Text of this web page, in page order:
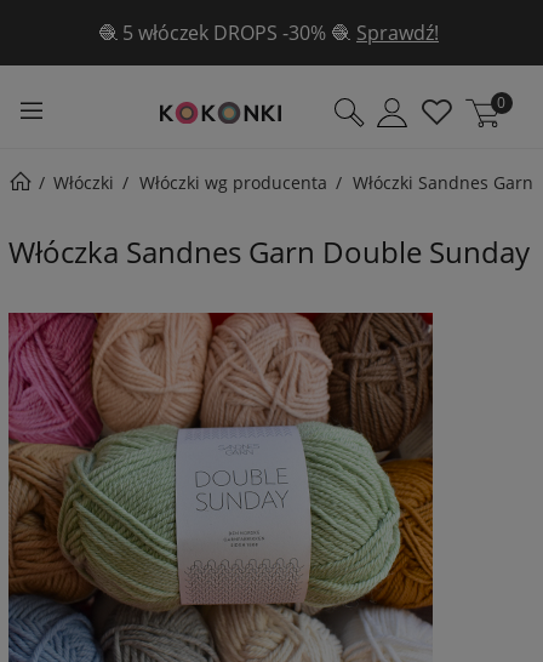
✨Aż 3 wzory gratis w sierpniu ✨ Poznaj je tutaj!
0
Włóczki Włóczki wg producenta Włóczki Sandnes Garn
Włóczka Sandnes Garn Double Sunday